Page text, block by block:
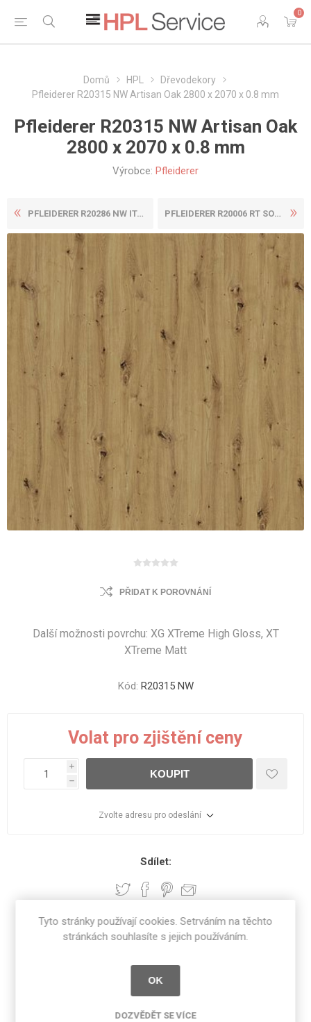
0
Domů HPL
Dřevodekory
Pfleiderer R20315 NW Artisan Oak 2800 x 2070 x 0.8 mm
Pfleiderer R20315 NW Artisan Oak
2800 x 2070 x 0.8 mm
Výrobce: Pfleiderer
PFLEIDERER R20286 NW ITALIA... PFLEIDERER R20006 RT SONOMA...
PŘIDAT K POROVNÁNÍ
Další možnosti povrchu: XG XTreme High Gloss, XT
XTreme Matt
Kód: R20315 NW
Volat pro zjištění ceny
i
h
KOUPIT
Zvolte adresu pro odeslání
Sdílet:
SPECIFIKACE PRODUKTU
RECENZE
Tyto stránky používají cookies. Setrváním na těchto
stránkách souhlasíte s jejich používáním.
OK
DOZVĚDĚT SE VÍCE